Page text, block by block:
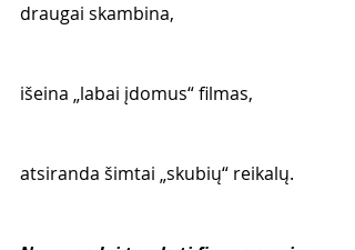
draugai skambina,
išeina „labai įdomus“ filmas,
atsiranda šimtai „skubių“ reikalų.